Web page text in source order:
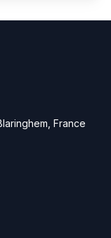
France